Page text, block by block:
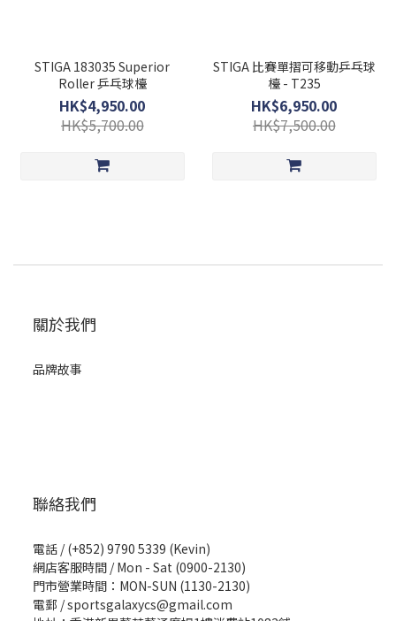
STIGA 183035 Superior
Roller 乒乓球檯
HK$4,950.00
HK$5,700.00
STIGA 比賽單摺可移動乒乓球
檯 - T235
HK$6,950.00
HK$7,500.00
關於我們
品牌故事
聯絡我們
電話 / (+852) 9790 5339 (Kevin)
網店客服時間 / Mon - Sat (0900-2130)
門市營業時間：MON-SUN (1130-2130)
電郵 / sportsgalaxycs@gmail.com